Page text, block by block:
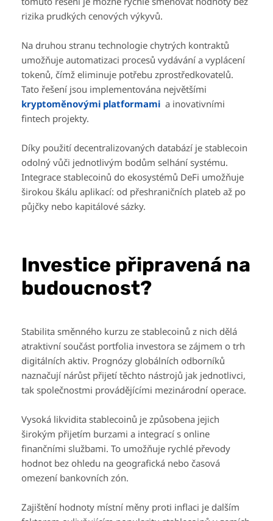
rizika prudkých cenových výkyvů.
Na druhou stranu technologie chytrých kontraktů
umožňuje automatizaci procesů vydávání a vyplácení
tokenů, čímž eliminuje potřebu zprostředkovatelů.
Tato řešení jsou implementována největšími
kryptoměnovými platformami a inovativními
fintech projekty.
Díky použití decentralizovaných databází je stablecoin
odolný vůči jednotlivým bodům selhání systému.
Integrace stablecoinů do ekosystémů DeFi umožňuje
širokou škálu aplikací: od přeshraničních plateb až po
půjčky nebo kapitálové sázky.
Investice připravená na
budoucnost?
Stabilita směnného kurzu ze stablecoinů z nich dělá
atraktivní součást portfolia investora se zájmem o trh
digitálních aktiv. Prognózy globálních odborníků
naznačují nárůst přijetí těchto nástrojů jak jednotlivci,
tak společnostmi provádějícími mezinárodní operace.
Vysoká likvidita stablecoinů je způsobena jejich
širokým přijetím burzami a integrací s online
finančními službami. To umožňuje rychlé převody
hodnot bez ohledu na geografická nebo časová
omezení bankovních zón.
Zajištění hodnoty místní měny proti inflaci je dalším